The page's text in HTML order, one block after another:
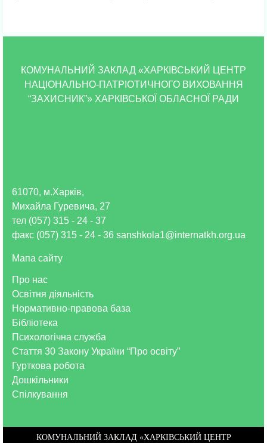
КОМУНАЛЬНИЙ ЗАКЛАД «ХАРКІВСЬКИЙ ЦЕНТР
НАЦІОНАЛЬНО-ПАТРІОТИЧНОГО ВИХОВАННЯ
“ЗАХИСНИК”» ХАРКІВСЬКОЇ ОБЛАСНОЇ РАДИ
Про нас
Освітня діяльність
Нормативно-правова база
Бібліотека
Психологічна служба
Стаття 30 Закону України “Про освіту”
Гурткова робота
Дошкільники
Спілкування
61070, м.Харків,
Михайла Гуревича, 27
тел (057) 315 - 24 - 37
факс (057) 315 - 24 - 36 sanshkola1@internatkh.org.ua
Мапа сайту
КОМУНАЛЬНИЙ ЗАКЛАД «ХАРКІВСЬКИЙ ЦЕНТР